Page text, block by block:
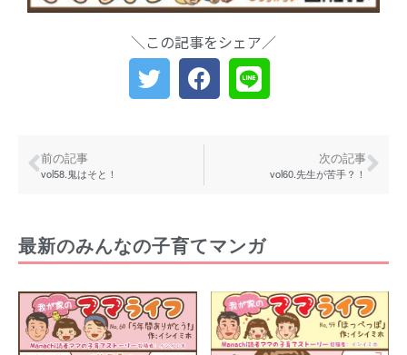
2023年11月
2023年10月
2023年9月
2023年8月
2023年2月
2022年12月
2022年11月
＼この記事をシェア／
前の記事
vol58.鬼はそと！
次の記事
vol60.先生が苦手？！
最新のみんなの子育てマンガ